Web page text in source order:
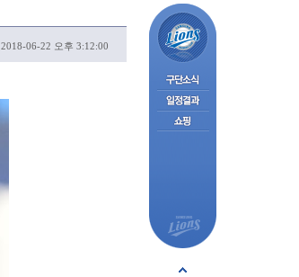
2018-06-22 오후 3:12:00